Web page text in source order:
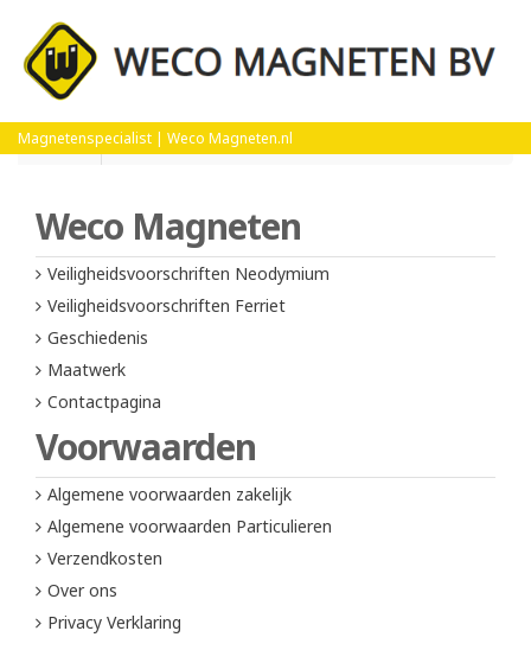
Magnetenspecialist | Weco Magneten.nl
Home Algemene voorwaarden zakelijk
Weco Magneten
Veiligheidsvoorschriften Neodymium
Veiligheidsvoorschriften Ferriet
Geschiedenis
Maatwerk
Contactpagina
Voorwaarden
Algemene voorwaarden zakelijk
Algemene voorwaarden Particulieren
Verzendkosten
Over ons
Privacy Verklaring